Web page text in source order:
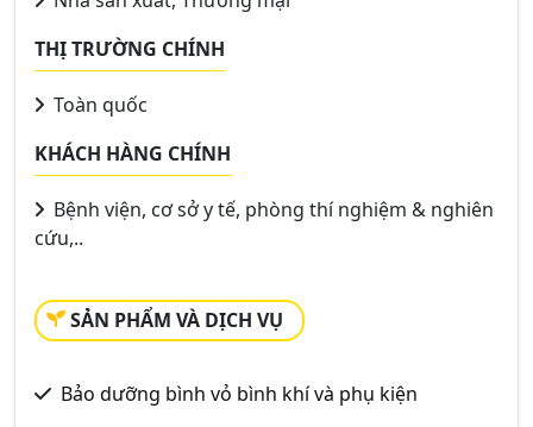
THỊ TRƯỜNG CHÍNH
Toàn quốc
KHÁCH HÀNG CHÍNH
Bệnh viện, cơ sở y tế, phòng thí nghiệm & nghiên
cứu,..
SẢN PHẨM VÀ DỊCH VỤ
Bảo dưỡng bình vỏ bình khí và phụ kiện